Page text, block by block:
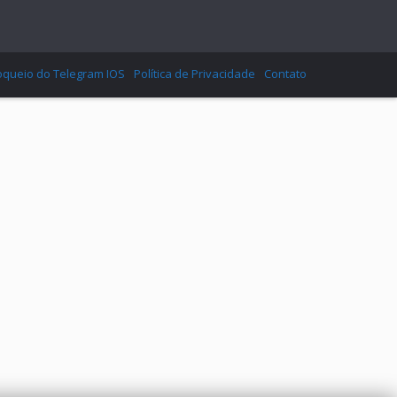
do Telegram IOS Política de Privacidade Contato